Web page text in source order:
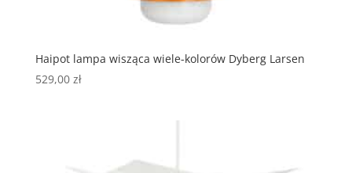
Haipot lampa wisząca wiele-kolorów Dyberg Larsen
529,00 zł